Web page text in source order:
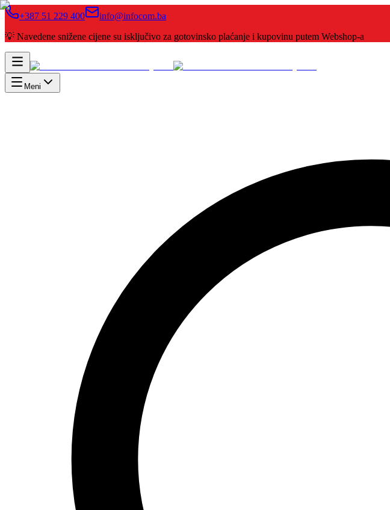
+387 51 229 400
info@infocom.ba
💡 Navedene snižene cijene su isključivo za gotovinsko plaćanje i kupovinu putem Webshop-a
Meni